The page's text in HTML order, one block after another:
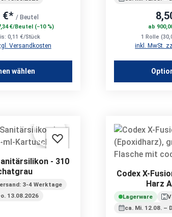
€* / Beutel
€/Beutel (−10 %)
0,11 €/Stück
Versandkosten
wählen
ab
1 Rolle
inkl. MwSt.
- 310
3-4 Werktage
13.08.2026
Codex X-
Harz
Lagerware
ca. Mi. 12.08. –